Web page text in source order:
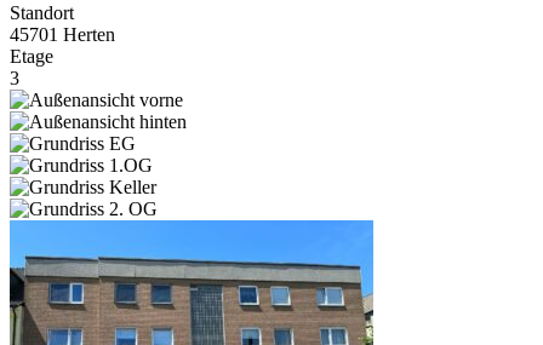
Standort
45701 Herten
Etage
3